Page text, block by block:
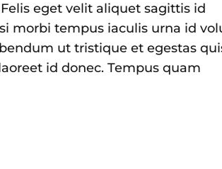
eget velit aliquet sagittis id
morbi tempus iaculis urna id
ut tristique et egestas
id donec. Tempus quam